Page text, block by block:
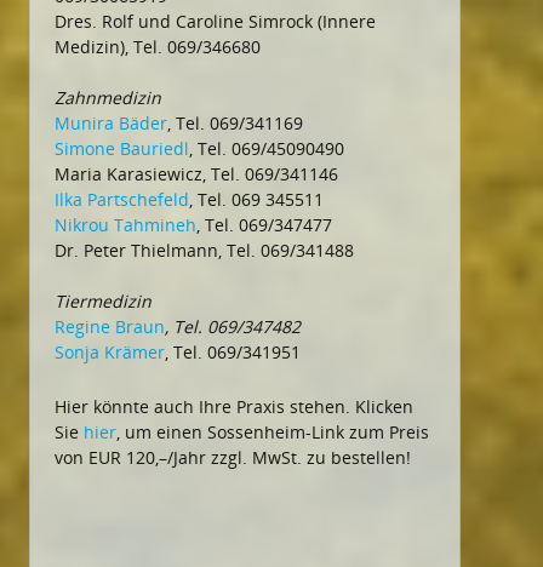
Dres. Rolf und Caroline Simrock (Innere
Medizin), Tel. 069/346680
Zahnmedizin
Munira Bäder, Tel. 069/341169
Simone Bauriedl, Tel. 069/45090490
Maria Karasiewicz, Tel. 069/341146
Ilka Partschefeld, Tel. 069 345511
Nikrou Tahmineh, Tel. 069/347477
Dr. Peter Thielmann, Tel. 069/341488
Tiermedizin
Regine Braun, Tel. 069/347482
Sonja Krämer, Tel. 069/341951
Hier könnte auch Ihre Praxis stehen. Klicken
Sie hier, um einen Sossenheim-Link zum Preis
von EUR 120,–/Jahr zzgl. MwSt. zu bestellen!